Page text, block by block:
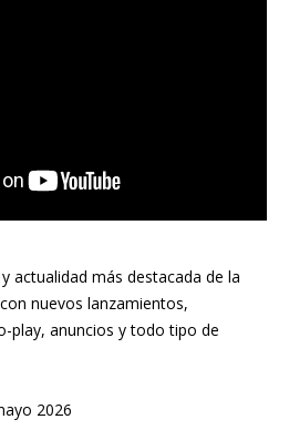
actualidad más destacada de la
nuevos lanzamientos,
play, anuncios y todo tipo de
2026